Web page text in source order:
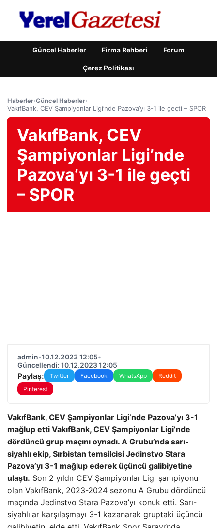
Güncel Haberler Firma Rehberi Forum
Çerez Politikası
Haberler›Güncel Haberler›
VakıfBank, CEV Şampiyonlar Ligi’nde Pazova’yı 3-1 ile geçti – SPOR
VakıfBank, CEV
Şampiyonlar Ligi’nde
Pazova’yı 3-1 ile geçti
– SPOR
admin•10.12.2023 12:05•
Güncellendi: 10.12.2023 12:05
Paylaş: Twitter Facebook WhatsApp
Reddit
Pinterest
VakıfBank, CEV Şampiyonlar Ligi’nde Pazova’yı 3-1
mağlup etti VakıfBank, CEV Şampiyonlar Ligi’nde
dördüncü grup maçını oynadı. A Grubu’nda sarı-
siyahlı ekip, Sırbistan temsilcisi Jedinstvo Stara
Pazova’yı 3-1 mağlup ederek üçüncü galibiyetine
ulaştı. Son 2 yıldır CEV Şampiyonlar Ligi şampiyonu
olan VakıfBank, 2023-2024 sezonu A Grubu dördüncü
maçında Jedinstvo Stara Pazova’yı konuk etti. Sarı-
siyahlılar karşılaşmayı 3-1 kazanarak gruptaki üçüncü